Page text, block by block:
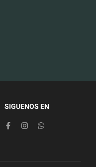
SIGUENOS EN